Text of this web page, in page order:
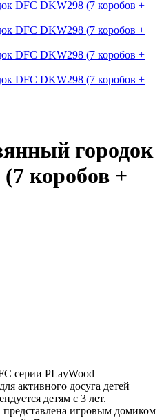
городок
коробов +
серии PLayWood —
активного досуга детей
детям с 3 лет.
представлена игровым домиком